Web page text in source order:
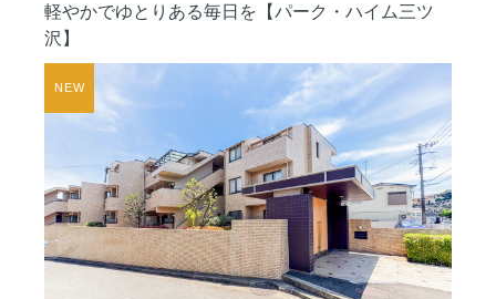
軽やかでゆとりある毎日を【パーク・ハイム三ツ
沢】